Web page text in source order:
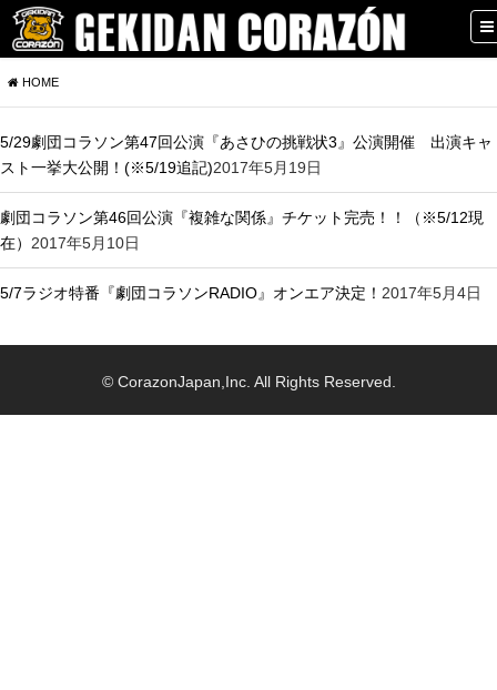
HOME
5/29劇団コラソン第47回公演『あさひの挑戦状3』公演開催 出演キャ
スト一挙大公開！(※5/19追記)2017年5月19日
劇団コラソン第46回公演『複雑な関係』チケット完売！！（※5/12現
在） 2017年5月10日
5/7ラジオ特番『劇団コラソンRADIO』オンエア決定！ 2017年5月4日
© CorazonJapan,Inc. All Rights Reserved.